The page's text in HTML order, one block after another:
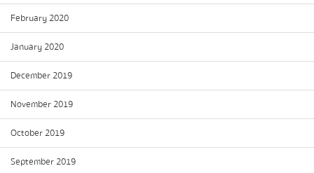
February 2020
January 2020
December 2019
November 2019
October 2019
September 2019